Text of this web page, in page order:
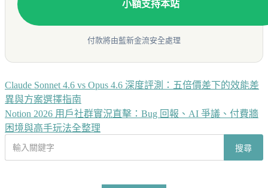
小額支持本站
付款將由藍新金流安全處理
文
章
導
覽
Claude Sonnet 4.6 vs Opus 4.6 深度評測：五倍價差下的效能差
異與方案選擇指南
Notion 2026 用戶社群實況直擊：Bug 回報、AI 爭議、付費牆
困境與高手玩法全整理
搜尋